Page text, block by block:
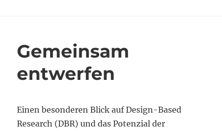
Gemeinsam
entwerfen
Einen besonderen Blick auf Design-Based
Research (DBR) und das Potenzial der